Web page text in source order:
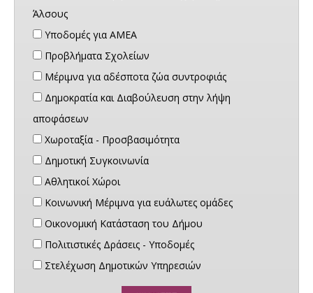
Άλσους
Υποδομές για ΑΜΕΑ
Προβλήματα Σχολείων
Μέριμνα για αδέσποτα ζώα συντροφιάς
Δημοκρατία και Διαβούλευση στην λήψη
αποφάσεων
Χωροταξία - Προσβασιμότητα
Δημοτική Συγκοινωνία
Αθλητικοί Χώροι
Κοινωνική Μέριμνα για ευάλωτες ομάδες
Οικονομική Κατάσταση του Δήμου
Πολιτιστικές Δράσεις - Υποδομές
Στελέχωση Δημοτικών Υπηρεσιών